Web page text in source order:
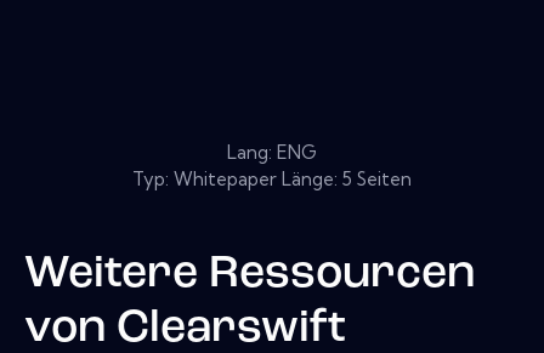
Lang: ENG
Typ: Whitepaper Länge: 5 Seiten
Weitere Ressourcen
von Clearswift